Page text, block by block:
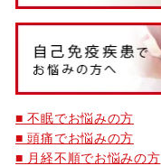
■ 不眠でお悩みの方
■ 頭痛でお悩みの方
■ 月経不順でお悩みの方